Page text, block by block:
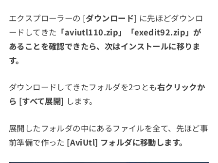
エクスプローラーの [ダウンロード] に先ほどダウンロ
ードしてきた 「aviutl110.zip」「exedit92.zip」が
あることを確認できたら、次はインストールに移りま
す。
ダウンロードしてきたフォルダを2つとも右クリックか
ら [すべて展開] します。
展開したフォルダの中にあるファイルを全て、先ほど事
前準備で作った [AviUtl] フォルダに移動します。